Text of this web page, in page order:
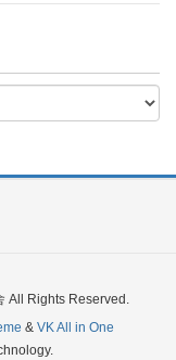
All Rights Reserved.
& VK All in One